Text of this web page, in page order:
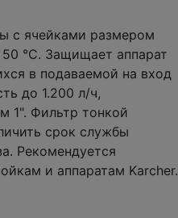
с ячейками размером
°C. Защищает аппарат
в подаваемой на вход
до 1.200 л/ч,
1". Фильтр тонкой
срок службы
Рекомендуется
и аппаратам Karcher.